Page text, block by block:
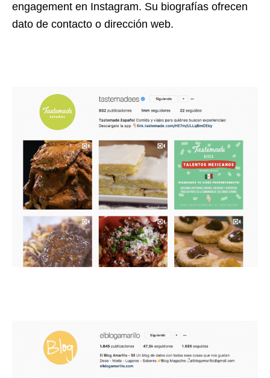
engagement en Instagram. Su biografías ofrecen
dato de contacto o dirección web.